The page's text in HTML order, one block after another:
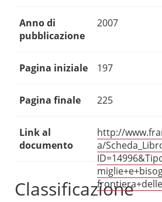
Anno di
pubblicazione
2007
Pagina iniziale 197
Pagina finale 225
Link al
documento
http://
a/
Classificazione